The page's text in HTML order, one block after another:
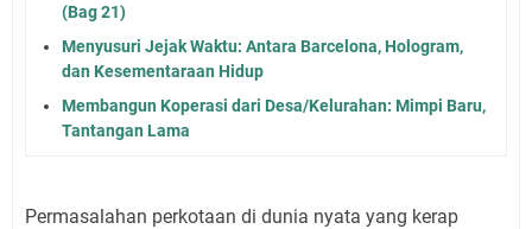
(Bag 21)
Menyusuri Jejak Waktu: Antara Barcelona, Hologram,
dan Kesementaraan Hidup
Membangun Koperasi dari Desa/Kelurahan: Mimpi Baru,
Tantangan Lama
Permasalahan perkotaan di dunia nyata yang kerap